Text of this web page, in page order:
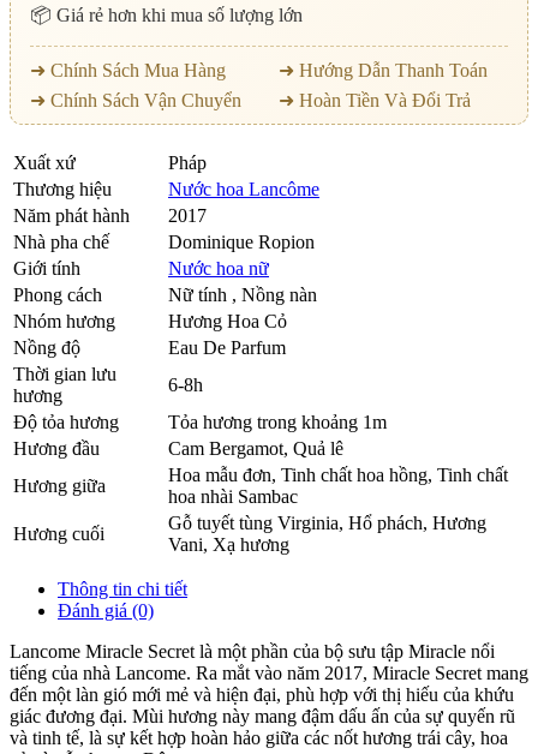
📦 Giá rẻ hơn khi mua số lượng lớn
➜ Chính Sách Mua Hàng
➜ Hướng Dẫn Thanh Toán
➜ Chính Sách Vận Chuyển
➜ Hoàn Tiền Và Đổi Trả
Xuất xứ
Pháp
Thương hiệu
Nước hoa Lancôme
Năm phát hành
2017
Nhà pha chế
Dominique Ropion
Giới tính
Nước hoa nữ
Phong cách
Nữ tính , Nồng nàn
Nhóm hương
Hương Hoa Cỏ
Nồng độ
Eau De Parfum
Thời gian lưu
hương
6-8h
Độ tỏa hương
Tỏa hương trong khoảng 1m
Hương đầu
Cam Bergamot, Quả lê
Hương giữa
Hoa mẫu đơn, Tinh chất hoa hồng, Tinh chất
hoa nhài Sambac
Hương cuối
Gỗ tuyết tùng Virginia, Hổ phách, Hương
Vani, Xạ hương
Thông tin chi tiết
Đánh giá (0)
Lancome Miracle Secret là một phần của bộ sưu tập Miracle nổi
tiếng của nhà Lancome. Ra mắt vào năm 2017, Miracle Secret mang
đến một làn gió mới mẻ và hiện đại, phù hợp với thị hiếu của khứu
giác đương đại. Mùi hương này mang đậm dấu ấn của sự quyến rũ
và tinh tế, là sự kết hợp hoàn hảo giữa các nốt hương trái cây, hoa